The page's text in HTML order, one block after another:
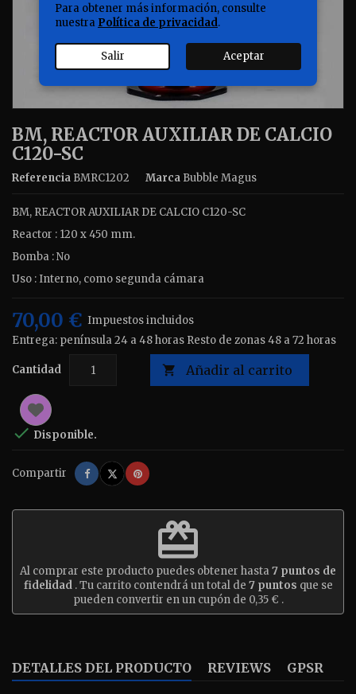
BM, REACTOR AUXILIAR DE CALCIO
C120-SC
Referencia BMRC1202 Marca Bubble Magus
BM, REACTOR AUXILIAR DE CALCIO C120-SC
Reactor : 120 x 450 mm.
Bomba : No
Uso : Interno, como segunda cámara
70,00 € Impuestos incluidos
Entrega: península 24 a 48 horas Resto de zonas 48 a 72 horas
Cantidad  Añadir al carrito
 Disponible.
Compartir Compartir
TuitearPinterest
redeem
Al comprar este producto puedes obtener hasta7 puntos de
fidelidad. Tu carrito contendrá un total de 7puntos que se
pueden convertir en un cupón de 0,35 € .
DETALLES DEL PRODUCTO REVIEWS GPSR
Para obtener más información, consulte
nuestra Política de privacidad.
Salir Aceptar